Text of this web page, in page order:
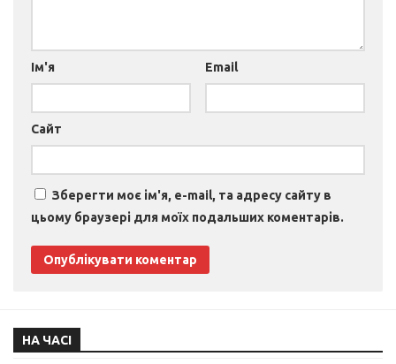
Ім'я Email
Сайт
Зберегти моє ім'я, e-mail, та адресу сайту в
цьому браузері для моїх подальших коментарів.
НА ЧАСІ